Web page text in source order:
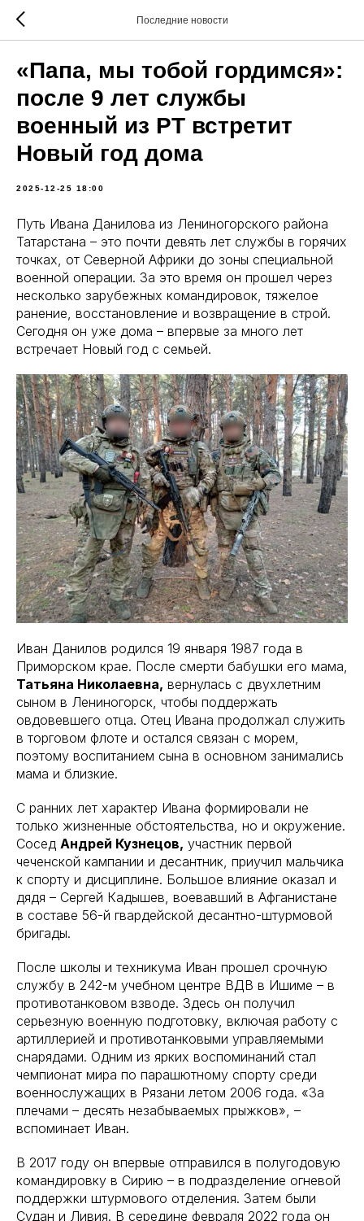
Последние новости
«Папа, мы тобой гордимся»:
после 9 лет службы
военный из РТ встретит
Новый год дома
2025-12-25 18:00
Путь Ивана Данилова из Лениногорского района
Татарстана – это почти девять лет службы в горячих
точках, от Северной Африки до зоны специальной
военной операции. За это время он прошел через
несколько зарубежных командировок, тяжелое
ранение, восстановление и возвращение в строй.
Сегодня он уже дома – впервые за много лет
встречает Новый год с семьей.
Иван Данилов родился 19 января 1987 года в
Приморском крае. После смерти бабушки его мама,
Татьяна Николаевна, вернулась с двухлетним
сыном в Лениногорск, чтобы поддержать
овдовевшего отца. Отец Ивана продолжал служить
в торговом флоте и остался связан с морем,
поэтому воспитанием сына в основном занимались
мама и близкие.
С ранних лет характер Ивана формировали не
только жизненные обстоятельства, но и окружение.
Сосед Андрей Кузнецов, участник первой
чеченской кампании и десантник, приучил мальчика
к спорту и дисциплине. Большое влияние оказал и
дядя – Сергей Кадышев, воевавший в Афганистане
в составе 56-й гвардейской десантно-штурмовой
бригады.
После школы и техникума Иван прошел срочную
службу в 242-м учебном центре ВДВ в Ишиме – в
противотанковом взводе. Здесь он получил
серьезную военную подготовку, включая работу с
артиллерией и противотанковыми управляемыми
снарядами. Одним из ярких воспоминаний стал
чемпионат мира по парашютному спорту среди
военнослужащих в Рязани летом 2006 года. «За
плечами – десять незабываемых прыжков», –
вспоминает Иван.
В 2017 году он впервые отправился в полугодовую
командировку в Сирию – в подразделение огневой
поддержки штурмового отделения. Затем были
Судан и Ливия. В середине февраля 2022 года он